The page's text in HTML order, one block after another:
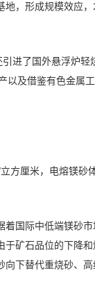
地，形成规模效应
进了国外悬浮炉轻
以及借鉴有色金属
方厘米，电熔镁砂
国际中低端镁砂市
于矿石品位的下降
下替代重烧砂、